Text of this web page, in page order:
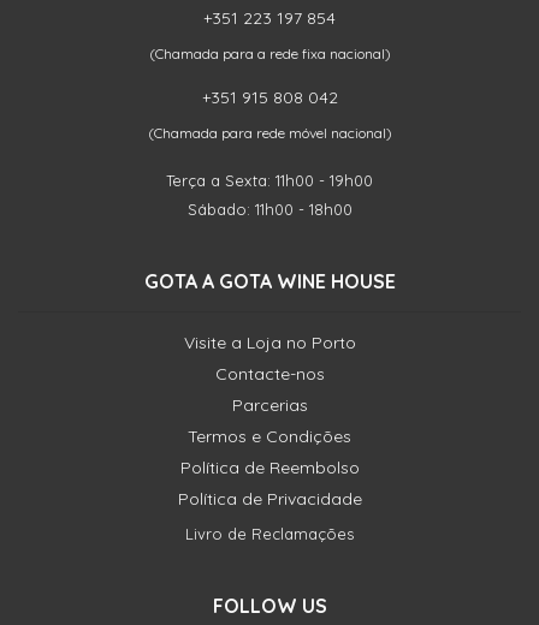
+351 223 197 854
(Chamada para a rede fixa nacional)
+351 915 808 042
(Chamada para rede móvel nacional)
Terça a Sexta: 11h00 - 19h00
Sábado: 11h00 - 18h00
GOTA A GOTA WINE HOUSE
Visite a Loja no Porto
Contacte-nos
Parcerias
Termos e Condições
Política de Reembolso
Política de Privacidade
Livro de Reclamações
FOLLOW US